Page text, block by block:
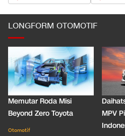
LONGFORM OTOMOTIF
Memutar Roda Misi
Beyond Zero Toyota
Otomotif
MPV